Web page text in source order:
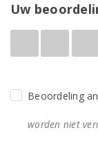
Uw
Beoordeling
worden niet